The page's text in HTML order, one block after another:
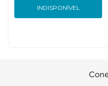
INDISPONÍVEL